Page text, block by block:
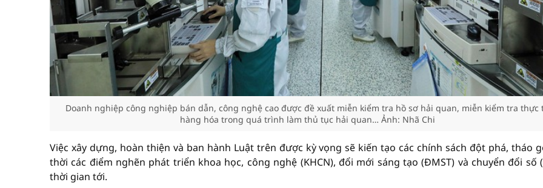
Doanh nghiệp công nghiệp bán dẫn, công nghệ cao được đề xuất miễn kiểm tra hồ sơ hải quan, miễn kiểm tra thực
hàng hóa trong quá trình làm thủ tục hải quan… Ảnh: Nhã Chi
Việc xây dựng, hoàn thiện và ban hành Luật trên được kỳ vọng sẽ kiến tạo các chính sách đột phá, tháo
thời các điểm nghẽn phát triển khoa học, công nghệ (KHCN), đổi mới sáng tạo (ĐMST) và chuyển đổi số
thời gian tới.